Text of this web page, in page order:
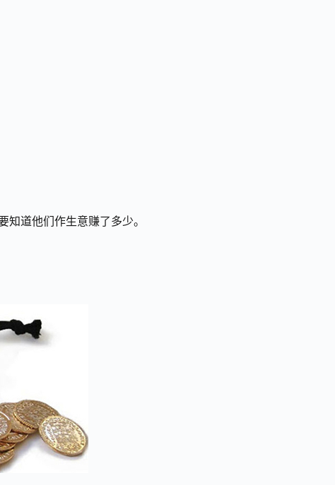
道他们作生意赚了多少。